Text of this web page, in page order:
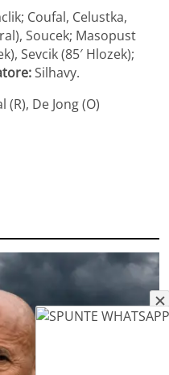
Coufal, Celustka,
Soucek; Masopust
Sevcik (85′ Hlozek);
Silhavy.
De Jong (O)